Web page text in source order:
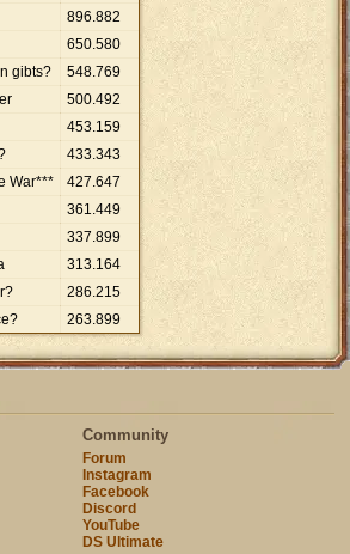
896.882
650.580
gibts? 548.769
500.492
453.159
433.343
War*** 427.647
361.449
337.899
313.164
286.215
263.899
Community
Forum
Instagram
Facebook
Discord
YouTube
DS Ultimate